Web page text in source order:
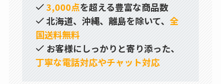
3,000点を超える豊富な商品数
北海道、沖縄、離島を除いて、 全
国送料無料
お客様にしっかりと寄り添った、
丁寧な電話対応やチャット対応